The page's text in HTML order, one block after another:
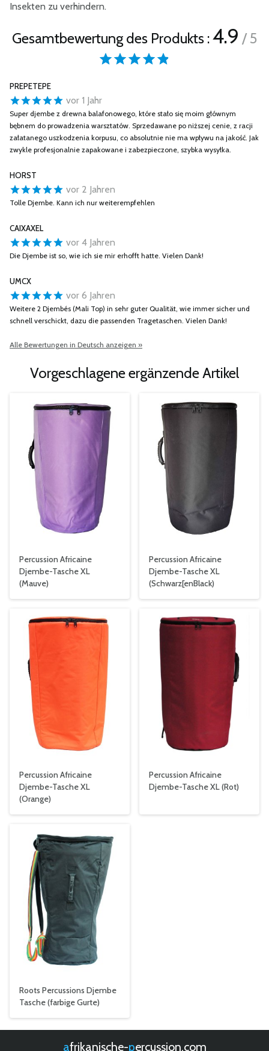
Insekten zu verhindern.
Gesamtbewertung des Produkts :4.9 / 5
PREPETEPE
vor 1 Jahr
Super djembe z drewna balafonowego, które stało się moim głównym
bębnem do prowadzenia warsztatów. Sprzedawane po niższej cenie, z racji
załatanego uszkodzenia korpusu, co absolutnie nie ma wpływu na jakość. Jak
zwykle profesjonalnie zapakowane i zabezpieczone, szybka wysyłka.
HORST
vor 2 Jahren
Tolle Djembe. Kann ich nur weiterempfehlen
CAIXAXEL
vor 4 Jahren
Die Djembe ist so, wie ich sie mir erhofft hatte. Vielen Dank!
UMCX
vor 6 Jahren
Weitere 2 Djembés (Mali Top) in sehr guter Qualität, wie immer sicher und
schnell verschickt, dazu die passenden Tragetaschen. Vielen Dank!
Alle Bewertungen in Deutsch anzeigen »
Vorgeschlagene ergänzende Artikel
Percussion Africaine
Djembe-Tasche XL
(Mauve)
Percussion Africaine
Djembe-Tasche XL
(Schwarz[enBlack)
Percussion Africaine
Djembe-Tasche XL
(Orange)
Percussion Africaine
Djembe-Tasche XL (Rot)
Roots Percussions Djembe
Tasche (farbige Gurte)
afrikanische- percussion.com